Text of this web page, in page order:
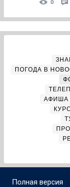
0
ПОГОДА В
АФИША
Полная версия